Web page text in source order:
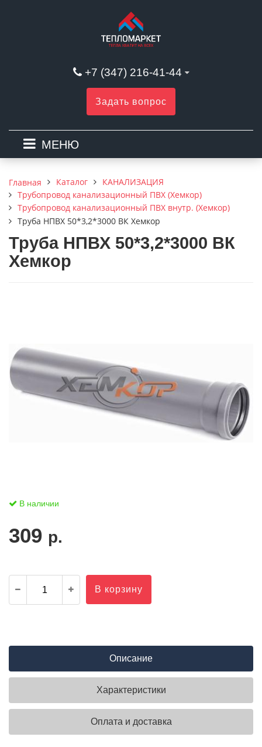
+7 (347) 216-41-44
Задать вопрос
МЕНЮ
Главная Каталог
КАНАЛИЗАЦИЯ
Трубопровод канализационный ПВХ (Хемкор)
Трубопровод канализационный ПВХ внутр. (Хемкор)
Труба НПВХ 50*3,2*3000 ВК Хемкор
Труба НПВХ 50*3,2*3000 ВК
Хемкор
В наличии
309 р.
В корзину
Описание
Характеристики
Оплата и доставка